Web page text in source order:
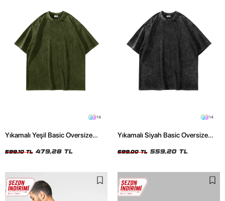
14
Yıkamalı Yeşil Basic Oversize
599,10 TL 479,28 TL
14
Yıkamalı Siyah Basic Oversize
699,00 TL 559,20 TL